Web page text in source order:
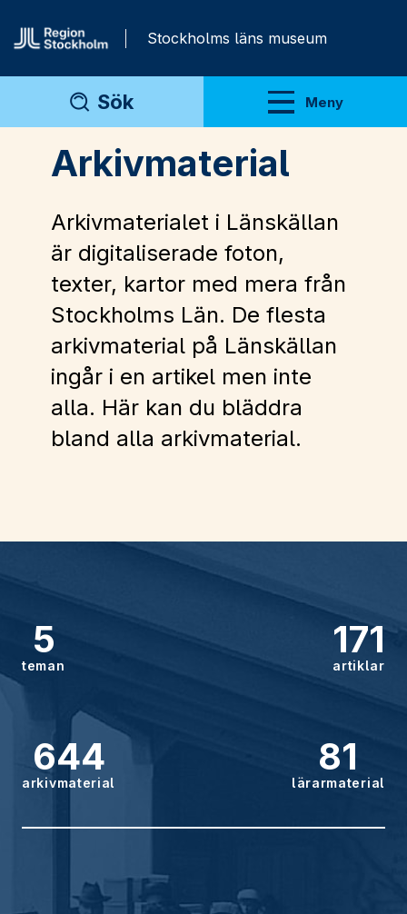
Stockholms läns museum
Sök Meny
Visa meny
Arkivmaterial
Arkivmaterialet i Länskällan
är digitaliserade foton,
texter, kartor med mera från
Stockholms Län. De flesta
arkivmaterial på Länskällan
ingår i en artikel men inte
alla. Här kan du bläddra
bland alla arkivmaterial.
5
teman
171
artiklar
644
arkivmaterial
81
lärarmaterial